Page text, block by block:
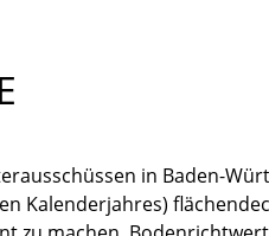
in Baden-
Kalenderjahres)